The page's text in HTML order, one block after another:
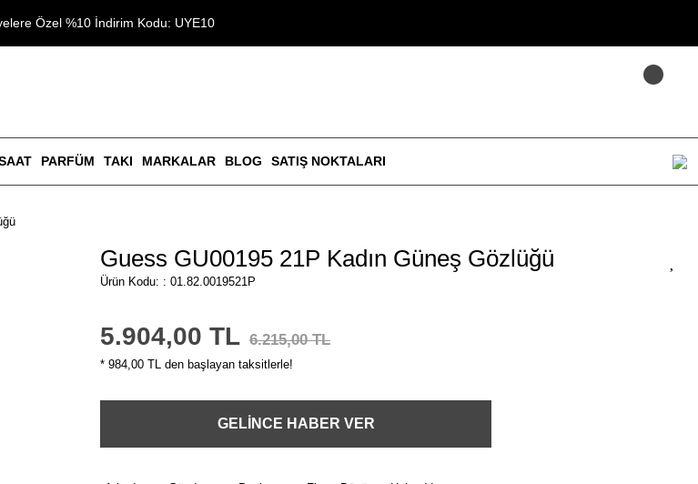
Özel %10 İndirim Kodu: UYE10
PARFÜM TAKI MARKALAR BLOG SATIŞ NOKTALARI
Guess GU00195 21P Kadın Güneş Gözlüğü
Ürün Kodu: : 01.82.0019521P
5.904,00 TL 6.215,00 TL
* 984,00 TL den başlayan taksitlerle!
GELİNCE HABER VER